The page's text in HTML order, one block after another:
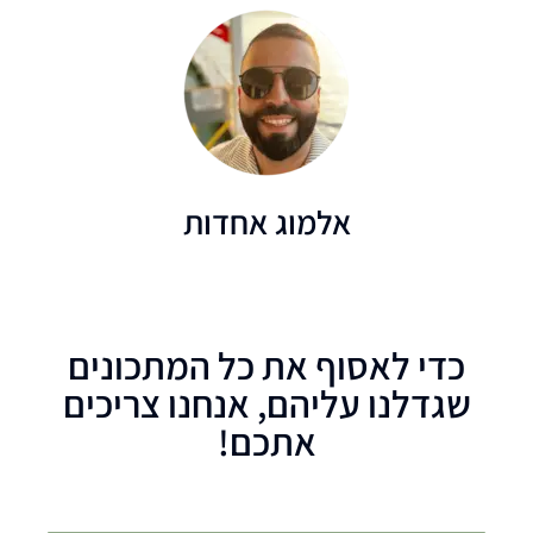
אלמוג אחדות
כדי לאסוף את כל המתכונים
שגדלנו עליהם, אנחנו צריכים
אתכם!